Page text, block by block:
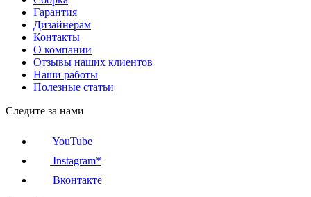
Гарантия
Дизайнерам
Контакты
О компании
Отзывы наших клиентов
Наши работы
Полезные статьи
Следите за нами
YouTube
Instagram*
Вконтакте